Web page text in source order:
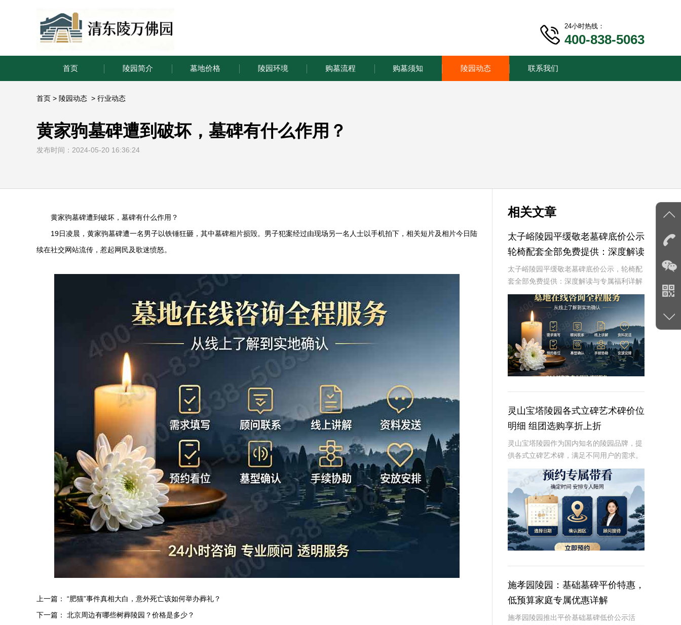
24小时热线：
400-838-5063
首页 陵园简介 墓地价格 陵园环境 购墓流程 购墓须知 陵园动态 联系我们
首页 > 陵园动态 > 行业动态
黄家驹墓碑遭到破坏，墓碑有什么作用？
发布时间：2024-05-20 16:36:24
黄家驹墓碑遭到破坏，墓碑有什么作用？
19日凌晨，黄家驹墓碑遭一名男子以铁锤狂砸，其中墓碑相片损毁。男子犯案经过由现场另一名人士以手机拍下，相关短片及相片今日陆
续在社交网站流传，惹起网民及歌迷愤怒。
上一篇： “肥猫”事件真相大白，意外死亡该如何举办葬礼？
下一篇： 北京周边有哪些树葬陵园？价格是多少？
相关文章
太子峪陵园平缓敬老墓碑底价公示
轮椅配套全部免费提供：深度解读
与专属福利详解
太子峪陵园平缓敬老墓碑底价公示，轮椅配
套全部免费提供：深度解读与专属福利详解
☎ 太子峪陵园电话:400-838-5063随着社会
的发展和人口老龄化的加剧，越来越多的人
开始关注养老和身后事的规划。太子
灵山宝塔陵园各式立碑艺术碑价位
明细 组团选购享折上折
灵山宝塔陵园作为国内知名的陵园品牌，提
供各式立碑艺术碑，满足不同用户的需求。
本文将详细介绍灵山宝塔陵园各式立碑艺术
碑的价位明细，并探讨组团选购享折上折的
优惠政策。通过本文，读者将了解到不同类
型立碑艺术
施孝园陵园：基础墓碑平价特惠，
低预算家庭专属优惠详解
施孝园陵园推出平价基础墓碑低价公示活